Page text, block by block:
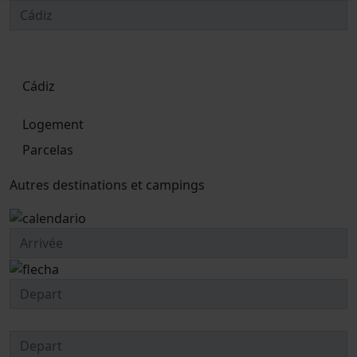
Cádiz
Logement
Parcelas
Autres destinations et campings